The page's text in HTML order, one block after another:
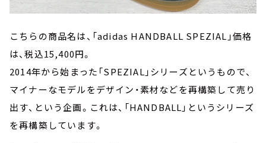
こちらの商品名は、「adidas HANDBALL SPEZIAL」価格
は、税込15,400円。
2014年から始まった「SPEZIAL」シリーズというもので、
マイナーなモデルをデザイン・素材などを再構築して売り
出す、という企画。これは、「HANDBALL」というシリーズ
を再構築しています。